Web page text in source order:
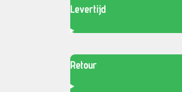
Levertijd
Retour